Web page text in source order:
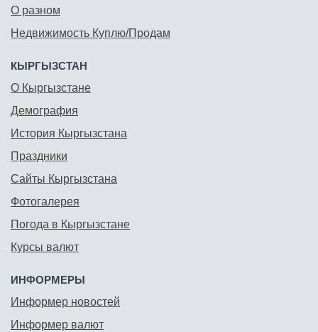
О разном
Недвижимость Куплю/Продам
КЫРГЫЗСТАН
О Кыргызстане
Демография
История Кыргызстана
Праздники
Сайты Кыргызстана
Фотогалерея
Погода в Кыргызстане
Курсы валют
ИНФОРМЕРЫ
Информер новостей
Информер валют